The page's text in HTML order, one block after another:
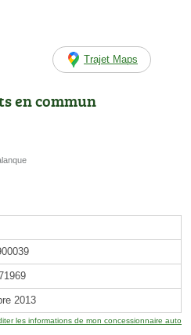
Trajet Maps
en commun
2013
les informations de mon concessionnaire auto